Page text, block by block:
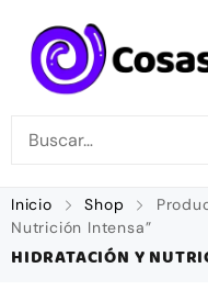
Inicio Shop
Nutrición Intensa”
HIDRATACIÓN Y